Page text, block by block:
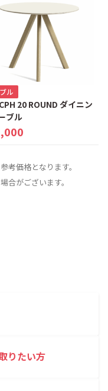
ル
20 ROUND ダイニン
ブル
考価格となります。
合がございます。
りたい方